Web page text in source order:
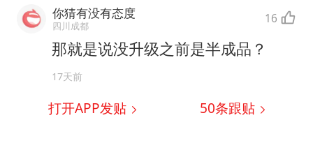
你猜有没有态度
四川成都 16
那就是说没升级之前是半成品？
17天前
打开APP发贴 50条跟贴